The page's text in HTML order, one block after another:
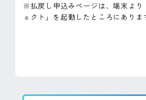
※払戻し申込みページは、端末より
ェクト」を起動したところにありま